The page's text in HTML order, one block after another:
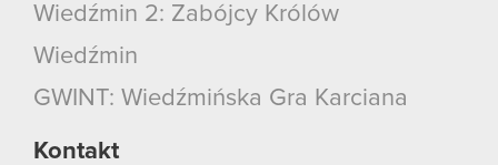
Wiedźmin 2: Zabójcy Królów
Wiedźmin
GWINT: Wiedźmińska Gra Karciana
Kontakt